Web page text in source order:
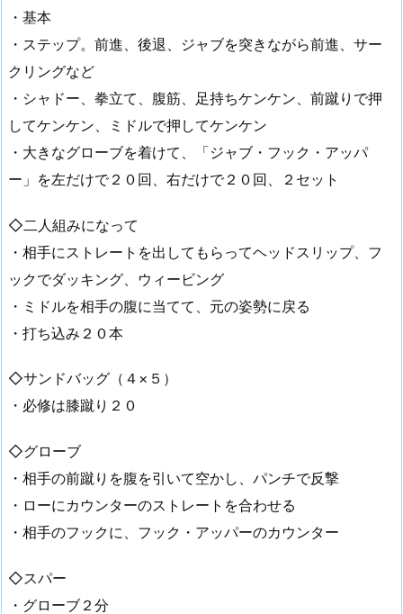
・基本
・ステップ。前進、後退、ジャブを突きながら前進、サー
クリングなど
・シャドー、拳立て、腹筋、足持ちケンケン、前蹴りで押
してケンケン、ミドルで押してケンケン
・大きなグローブを着けて、「ジャブ・フック・アッパ
ー」を左だけで２０回、右だけで２０回、２セット
◇二人組みになって
・相手にストレートを出してもらってヘッドスリップ、フ
ックでダッキング、ウィービング
・ミドルを相手の腹に当てて、元の姿勢に戻る
・打ち込み２０本
◇サンドバッグ（４×５）
・必修は膝蹴り２０
◇グローブ
・相手の前蹴りを腹を引いて空かし、パンチで反撃
・ローにカウンターのストレートを合わせる
・相手のフックに、フック・アッパーのカウンター
◇スパー
・グローブ２分